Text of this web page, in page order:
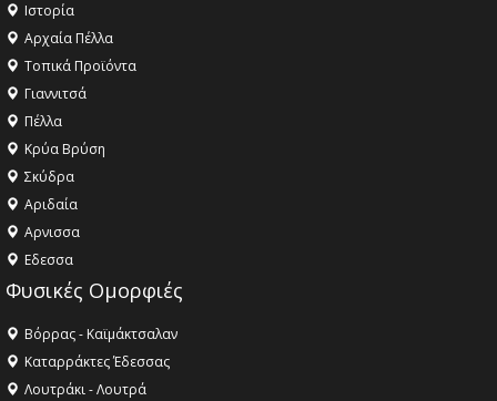
Ιστορία
Αρχαία Πέλλα
Τοπικά Προϊόντα
Γιαννιτσά
Πέλλα
Κρύα Βρύση
Σκύδρα
Αριδαία
Aρνισσα
Eδεσσα
Φυσικές Ομορφιές
Βόρρας - Καϊμάκτσαλαν
Καταρράκτες Έδεσσας
Λουτράκι - Λουτρά